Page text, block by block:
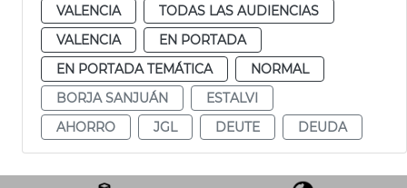
VALENCIA
TODAS LAS AUDIENCIAS
VALENCIA
EN PORTADA
EN PORTADA TEMÁTICA
NORMAL
BORJA SANJUÁN
ESTALVI
AHORRO
JGL DEUTE DEUDA